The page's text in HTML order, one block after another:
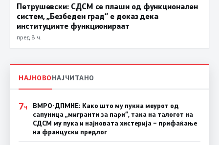
Петрушевски: СДСМ се плаши од функционален
систем, „Безбеден град“ е доказ дека
институциите функционираат
пред 8 ч.
НАЈНОВОНАЈЧИТАНО
7Ч
ВМРО-ДПМНЕ: Како што му пукна меурот од
сапуница „мигранти за пари“, така на талогот на
СДСМ му пука и најновата хистерија – прифаќање
на француски предлог